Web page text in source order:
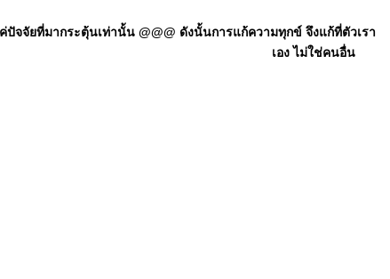
จจัยที่มากระตุ้นเท่านั้น @@@ ดังนั้นการแก้ความทุกข์ จึงแก้ที่ตัวเรา
เอง ไม่ใช่คนอื่น